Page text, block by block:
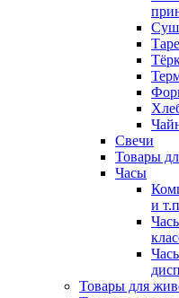
Свечи
Товары
Часы
и
Товары для